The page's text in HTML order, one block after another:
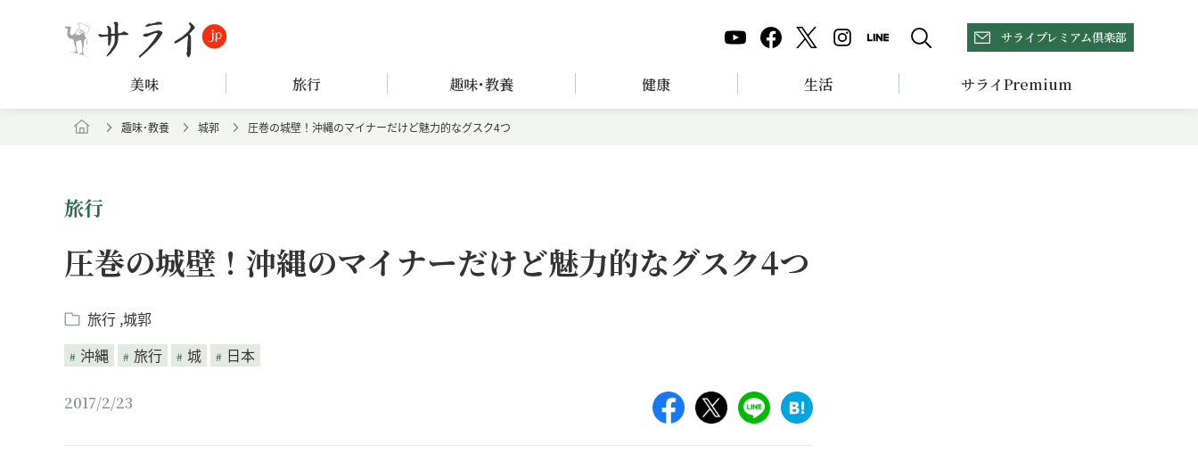
サライプレミアム倶楽部
美味 旅行 趣味･教養 健康 生活 サライPremium
趣味･教養 城郭 圧巻の城壁！沖縄のマイナーだけど魅力的なグスク4つ
旅行
圧巻の城壁！沖縄のマイナーだけど魅力的なグスク4つ
旅行 城郭
沖縄
旅行 城 日本
2017/2/23